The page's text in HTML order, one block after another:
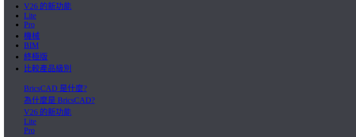
V26 的新功能
Lite
Pro
機械
BIM
終極版
比較產品級別
BricsCAD 是什麼?
為什麼是 BricsCAD?
V26 的新功能
Lite
Pro